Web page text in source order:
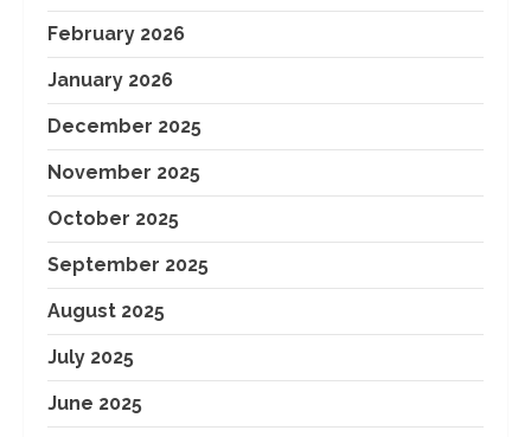
February 2026
January 2026
December 2025
November 2025
October 2025
September 2025
August 2025
July 2025
June 2025